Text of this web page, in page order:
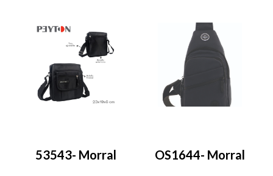
53543- Morral
OS1644- Morral